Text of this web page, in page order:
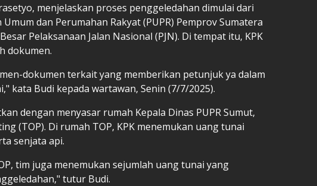
menjelaskan proses penggeledahan dimulai dari
dan Perumahan Rakyat (PUPR) Pemprov Sumatera
Pelaksanaan Jalan Nasional (PJN). Di tempat itu, KPK
dokumen.
dokumen terkait yang memberikan petunjuk ya dalam
kata Budi kepada wartawan, Senin (7/7/2025).
dengan menyasar rumah Kepala Dinas PUPR Sumut,
(TOP). Di rumah TOP, KPK menemukan uang tunai
senjata api.
tim juga menemukan sejumlah uang tunai yang
tutur Budi.